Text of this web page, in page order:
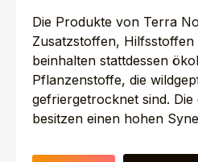
Die Produkte von Terra
Zusatzstoffen,
beinhalten stattdessen
Pflanzenstoffe, die
gefriergetrocknet sind.
besitzen einen hohen